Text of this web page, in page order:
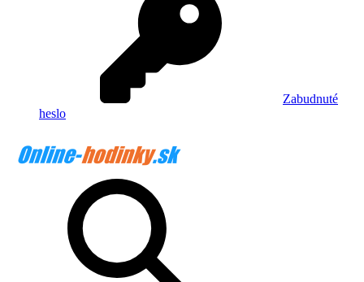
Zabudnuté
heslo